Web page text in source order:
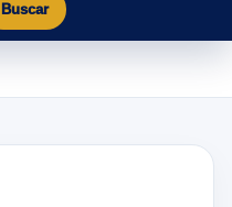
Buscar